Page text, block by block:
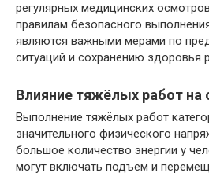
регулярных медицинских
правилам безопасного
являются важными мерами по
ситуаций и сохранению здоровья
Влияние тяжёлых работ на
Выполнение тяжёлых работ
значительного физического
большое количество энергии у
могут включать подъем и